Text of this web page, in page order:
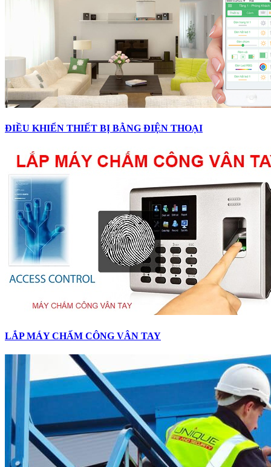
ĐIỀU KHIỂN THIẾT BỊ BẰNG ĐIỆN THOẠI
LẮP MÁY CHẤM CÔNG VÂN TAY